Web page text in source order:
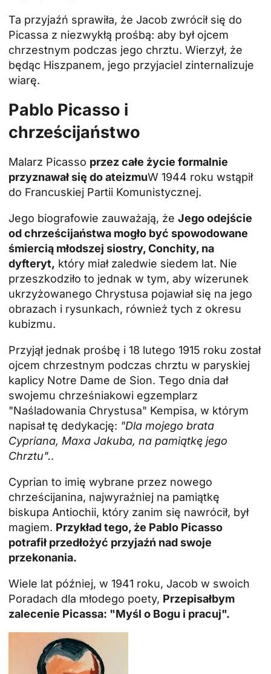
Ta przyjaźń sprawiła, że Jacob zwrócił się do
Picassa z niezwykłą prośbą: aby był ojcem
chrzestnym podczas jego chrztu. Wierzył, że
będąc Hiszpanem, jego przyjaciel zinternalizuje
wiarę.
Pablo Picasso i
chrześcijaństwo
Malarz Picasso przez całe życie formalnie
przyznawał się do ateizmuW 1944 roku wstąpił
do Francuskiej Partii Komunistycznej.
Jego biografowie zauważają, że Jego odejście
od chrześcijaństwa mogło być spowodowane
śmiercią młodszej siostry, Conchity, na
dyfteryt, który miał zaledwie siedem lat. Nie
przeszkodziło to jednak w tym, aby wizerunek
ukrzyżowanego Chrystusa pojawiał się na jego
obrazach i rysunkach, również tych z okresu
kubizmu.
Przyjął jednak prośbę i 18 lutego 1915 roku został
ojcem chrzestnym podczas chrztu w paryskiej
kaplicy Notre Dame de Sion. Tego dnia dał
swojemu chrześniakowi egzemplarz
"Naśladowania Chrystusa" Kempisa, w którym
napisał tę dedykację: "Dla mojego brata
Cypriana, Maxa Jakuba, na pamiątkę jego
Chrztu"..
Cyprian to imię wybrane przez nowego
chrześcijanina, najwyraźniej na pamiątkę
biskupa Antiochii, który zanim się nawrócił, był
magiem. Przykład tego, że Pablo Picasso
potrafił przedłożyć przyjaźń nad swoje
przekonania.
Wiele lat później, w 1941 roku, Jacob w swoich
Poradach dla młodego poety, Przepisałbym
zalecenie Picassa: "Myśl o Bogu i pracuj".